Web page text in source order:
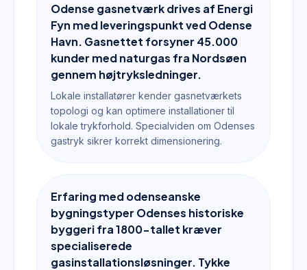
Odense gasnetværk drives af Energi
Fyn med leveringspunkt ved Odense
Havn. Gasnettet forsyner 45.000
kunder med naturgas fra Nordsøen
gennem højtryksledninger.
Lokale installatører kender gasnetværkets
topologi og kan optimere installationer til
lokale trykforhold. Specialviden om Odenses
gastryk sikrer korrekt dimensionering.
Erfaring med odenseanske
bygningstyper Odenses historiske
byggeri fra 1800-tallet kræver
specialiserede
gasinstallationsløsninger. Tykke